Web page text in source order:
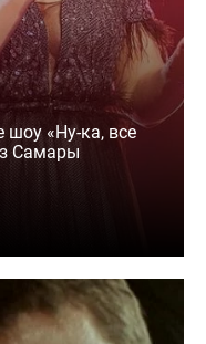
«Ну-ка, все
Самары